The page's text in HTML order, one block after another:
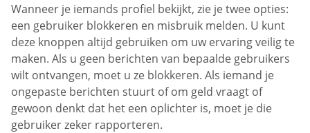
Wanneer je iemands profiel bekijkt, zie je twee opties:
een gebruiker blokkeren en misbruik melden. U kunt
deze knoppen altijd gebruiken om uw ervaring veilig te
maken. Als u geen berichten van bepaalde gebruikers
wilt ontvangen, moet u ze blokkeren. Als iemand je
ongepaste berichten stuurt of om geld vraagt of
gewoon denkt dat het een oplichter is, moet je die
gebruiker zeker rapporteren.